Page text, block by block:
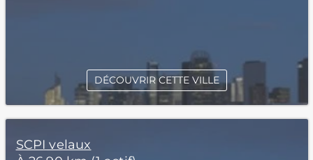
DÉCOUVRIR CETTE VILLE
SCPI velaux